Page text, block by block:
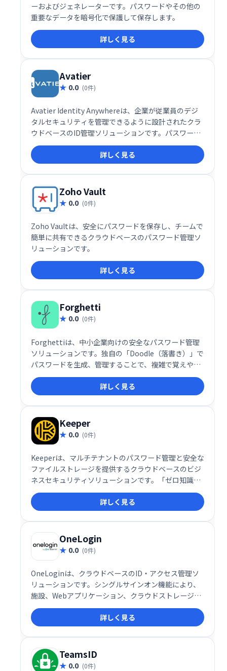
ーおよびジェネレーターです。パスワードやその他の
重要なデータを暗号化で保護して保存します。
詳しく見る
Avatier
0.0 (0件)
Avatier Identity Anywhereは、企業が従業員のデジ
タルセキュリティを管理できるように設計されたクラ
ウドベースのID管理ソリューションです。パスワード
管理、シングルサインオン、ライフサイクル管理、グ
ループ自動化などの機能が含まれています。
詳しく見る
Zoho Vault
0.0 (0件)
Zoho Vaultは、安全にパスワードを保存し、チームで
簡単に共有できるクラウドベースのパスワード管理ソ
リューションです。
詳しく見る
Forghetti
0.0 (0件)
Forghettiは、中小企業向けの安全なパスワード管理
ソリューションです。独自の「Doodle（落書き）」で
パスワードを生成、管理することで、複雑で覚えやす
いパスワードを作成できます。付属のDoodlepadで線
や点などを組み合わせ、自分だけのDoodleを作成し、
各アプリへの安全なアクセスを実現します。複雑なパ
スワードの管理に悩む中小企業に最適です。
詳しく見る
Keeper
0.0 (0件)
Keeperは、マルチテナントのパスワード管理と安全な
ファイルストレージを提供するクラウドベースのビジ
ネスセキュリティソリューションです。「ゼロ知識」
セキュリティ機能を提供し、ユーザーはデバイスと
Keeperクラウドセキュリティボルトに保存されている
情報にのみアクセスできます。
詳しく見る
OneLogin
0.0 (0件)
OneLoginは、クラウドベースのID・アクセス管理ソ
リューションです。シングルサインオン機能により、
施設、Webアプリケーション、クラウドストレージな
どへのアクセスを安全に一元管理できます。適応型多
要素認証やモバイルIDトラッキングなども提供し、高
度なセキュリティと利便性を両立。ユーザーのアクセ
ス制御を効率化し、セキュリティリスクを軽減しま
す。
詳しく見る
TeamsID
0.0 (0件)